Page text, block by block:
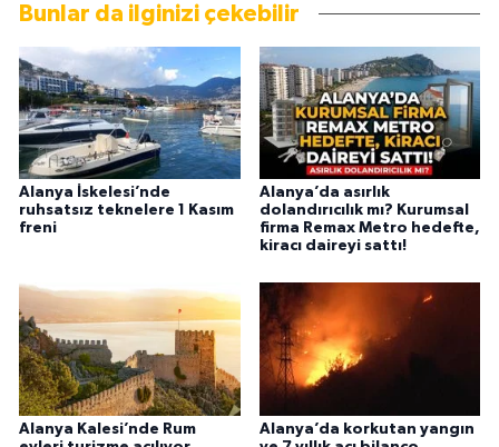
Bunlar da ilginizi çekebilir
Alanya İskelesi’nde
ruhsatsız teknelere 1 Kasım
freni
Alanya’da asırlık
dolandırıcılık mı? Kurumsal
firma Remax Metro hedefte,
kiracı daireyi sattı!
Alanya Kalesi’nde Rum
Alanya’da korkutan yangın